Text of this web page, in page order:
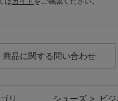
商品に関する問い合わせ
リ シューズ > ビ